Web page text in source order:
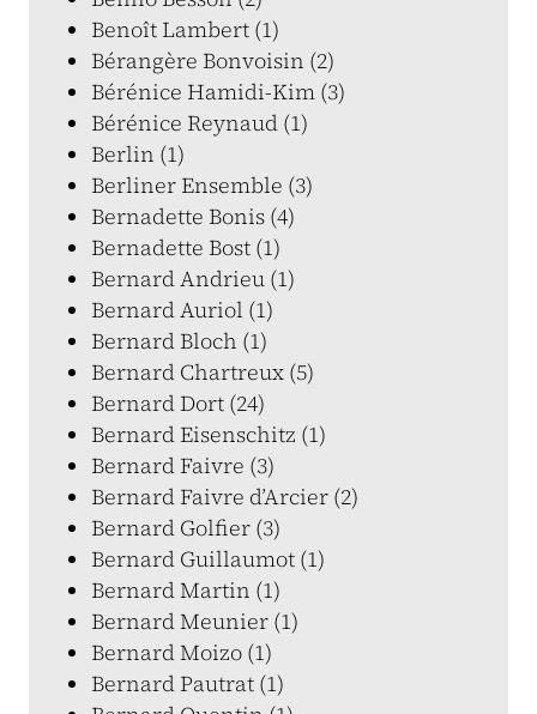
Benoît Lambert (1)
Bérangère Bonvoisin (2)
Bérénice Hamidi-Kim (3)
Bérénice Reynaud (1)
Berlin (1)
Berliner Ensemble (3)
Bernadette Bonis (4)
Bernadette Bost (1)
Bernard Andrieu (1)
Bernard Auriol (1)
Bernard Bloch (1)
Bernard Chartreux (5)
Bernard Dort (24)
Bernard Eisenschitz (1)
Bernard Faivre (3)
Bernard Faivre d’Arcier (2)
Bernard Golfier (3)
Bernard Guillaumot (1)
Bernard Martin (1)
Bernard Meunier (1)
Bernard Moizo (1)
Bernard Pautrat (1)